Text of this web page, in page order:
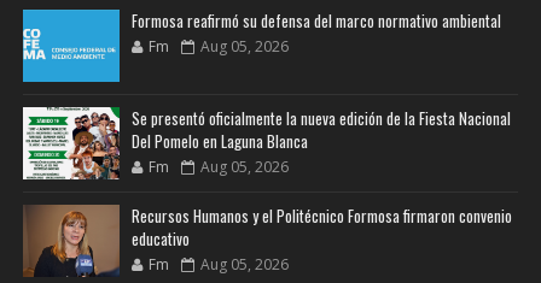
Formosa reafirmó su defensa del marco normativo ambiental
Fm Aug 05, 2026
Se presentó oficialmente la nueva edición de la Fiesta Nacional
Del Pomelo en Laguna Blanca
Fm Aug 05, 2026
Recursos Humanos y el Politécnico Formosa firmaron convenio
educativo
Fm Aug 05, 2026